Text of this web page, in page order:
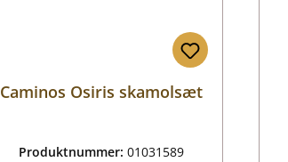
Caminos Osiris skamolsæt
Produktnummer:01031589